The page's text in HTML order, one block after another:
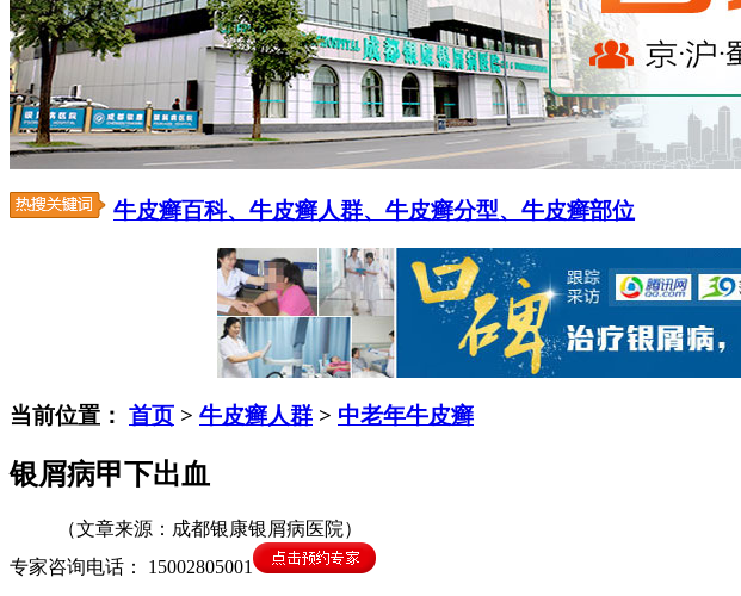
牛皮癣百科、 牛皮癣人群、 牛皮癣分型、 牛皮癣部位
当前位置： 首页 > 牛皮癣人群 > 中老年牛皮癣
银屑病甲下出血
（文章来源：成都银康银屑病医院）
专家咨询电话： 15002805001